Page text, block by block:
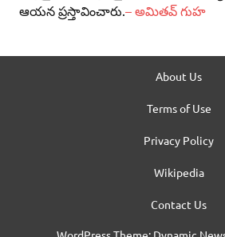
ఆయన ప్రస్తావించారు.– అమితవ్‌ గుహ
About Us
Terms of Use
Privacy Policy
Wikipedia
Contact Us